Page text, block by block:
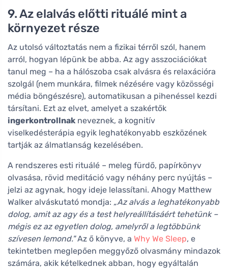
9. Az elalvás előtti rituálé mint a
környezet része
Az utolsó változtatás nem a fizikai térről szól, hanem
arról, hogyan lépünk be abba. Az agy asszociációkat
tanul meg – ha a hálószoba csak alvásra és relaxációra
szolgál (nem munkára, filmek nézésére vagy közösségi
média böngészésre), automatikusan a pihenéssel kezdi
társítani. Ezt az elvet, amelyet a szakértők
ingerkontrollnak neveznek, a kognitív
viselkedésterápia egyik leghatékonyabb eszközének
tartják az álmatlanság kezelésében.
A rendszeres esti rituálé – meleg fürdő, papírkönyv
olvasása, rövid meditáció vagy néhány perc nyújtás –
jelzi az agynak, hogy ideje lelassítani. Ahogy Matthew
Walker alváskutató mondja: „Az alvás a leghatékonyabb
dolog, amit az agy és a test helyreállításáért tehetünk –
mégis ez az egyetlen dolog, amelyről a legtöbbünk
szívesen lemond."Az ő könyve, a Why We Sleep, e
tekintetben meglepően meggyőző olvasmány mindazok
számára, akik kételkednek abban, hogy egyáltalán